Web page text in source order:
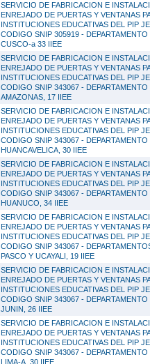
SERVICIO DE FABRICACION E
ENREJADO DE PUERTAS Y VENTANAS
INSTITUCIONES EDUCATIVAS DEL PIP
CODIGO SNIP 305919 - DEPARTAMENTO
CUSCO-a 33 IIEE
SERVICIO DE FABRICACION E
ENREJADO DE PUERTAS Y VENTANAS
INSTITUCIONES EDUCATIVAS DEL PIP
CODIGO SNIP 343067 - DEPARTAMENTO
AMAZONAS, 17 IIEE
SERVICIO DE FABRICACION E
ENREJADO DE PUERTAS Y VENTANAS
INSTITUCIONES EDUCATIVAS DEL PIP
CODIGO SNIP 343067 - DEPARTAMENTO
HUANCAVELICA, 30 IIEE
SERVICIO DE FABRICACION E
ENREJADO DE PUERTAS Y VENTANAS
INSTITUCIONES EDUCATIVAS DEL PIP
CODIGO SNIP 343067 - DEPARTAMENTO
HUANUCO, 34 IIEE
SERVICIO DE FABRICACION E
ENREJADO DE PUERTAS Y VENTANAS
INSTITUCIONES EDUCATIVAS DEL PIP
CODIGO SNIP 343067 -
PASCO Y UCAYALI, 19 IIEE
SERVICIO DE FABRICACION E
ENREJADO DE PUERTAS Y VENTANAS
INSTITUCIONES EDUCATIVAS DEL PIP
CODIGO SNIP 343067 - DEPARTAMENTO
JUNIN, 26 IIEE
SERVICIO DE FABRICACION E
ENREJADO DE PUERTAS Y VENTANAS
INSTITUCIONES EDUCATIVAS DEL PIP
CODIGO SNIP 343067 - DEPARTAMENTO
LIMA-A, 30 IIEE